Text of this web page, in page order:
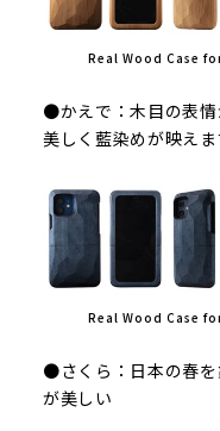
Real Wood Case
●かえで：木目の表情
美しく藍染めが映えま
Real Wood Case
●さくら：日本の春
が美しい